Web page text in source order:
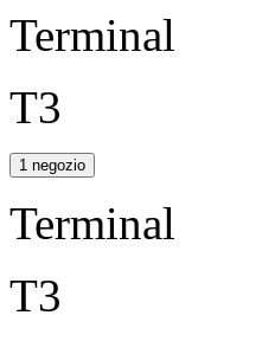
Terminal
T3
1 negozio
Terminal
T3